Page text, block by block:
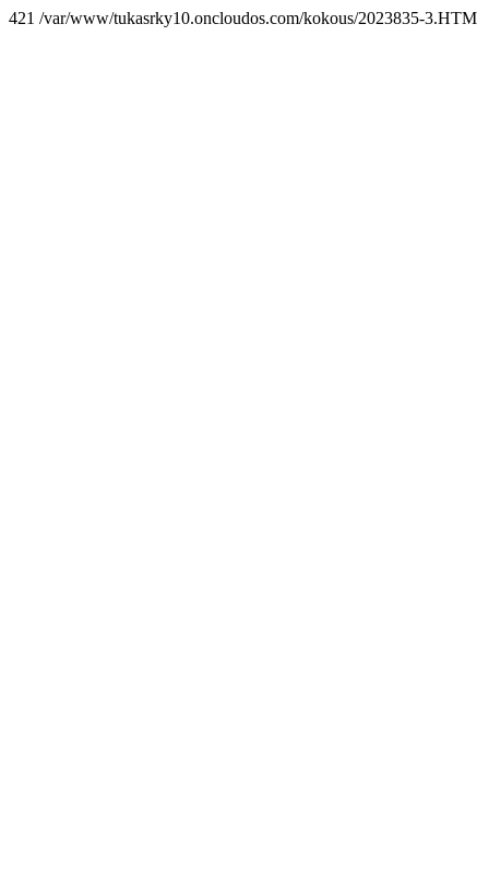
421 /var/www/tukasrky10.oncloudos.com/kokous/2023835-3.HTM